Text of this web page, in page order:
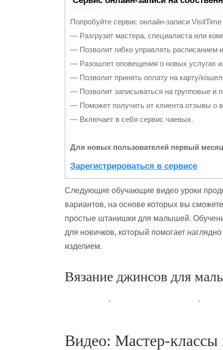
Попробуйте сервис онлайн-записи
— Разгрузит мастера, специалиста или
— Позволит гибко управлять расписанием и
— Разошлет оповещения о новых услугах
— Позволит принять оплату на карту/
— Позволит записываться на групповые и
— Поможет получить от клиента отзывы о
— Включает в себя сервис чаевых.
Для новых пользователей первый
Зарегистрироваться в сервисе
Следующие обучающие видео уроки
вариантов, на основе которых вы
простые штанишки для малышей.
для новичков, который помогает
изделием.
Вязание джинсов для
Видео: Мастер-классы